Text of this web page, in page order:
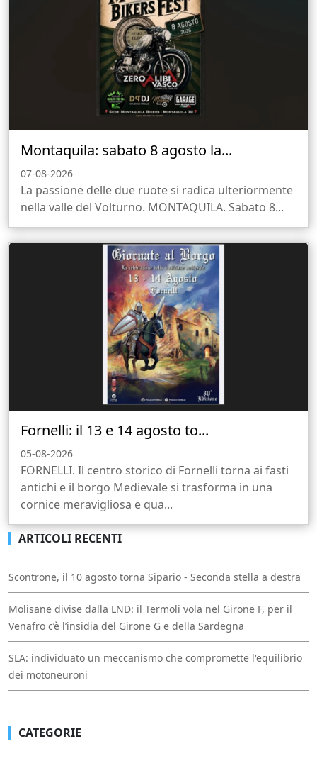
Montaquila: sabato 8 agosto la...
07-08-2026
La passione delle due ruote si radica ulteriormente
nella valle del Volturno. MONTAQUILA. Sabato 8...
Fornelli: il 13 e 14 agosto to...
05-08-2026
FORNELLI. Il centro storico di Fornelli torna ai fasti
antichi e il borgo Medievale si trasforma in una
cornice meravigliosa e qua...
ARTICOLI RECENTI
Scontrone, il 10 agosto torna Sipario - Seconda stella a destra
Molisane divise dalla LND: il Termoli vola nel Girone F, per il
Venafro c’è l’insidia del Girone G e della Sardegna
SLA: individuato un meccanismo che compromette l'equilibrio
dei motoneuroni
CATEGORIE